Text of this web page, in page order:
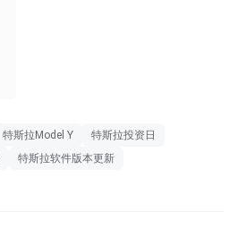
特斯拉Model Y
特斯拉投资日
特斯拉软件版本更新